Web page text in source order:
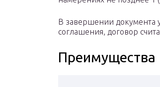
В завершении документа
соглашения, договор
Преимущества